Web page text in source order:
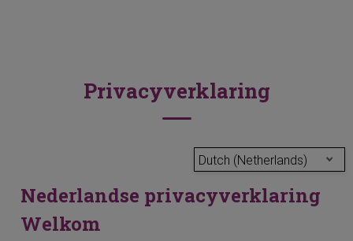
Privacyverklaring
Dutch (Netherlands)
Nederlandse privacyverklaring
Welkom